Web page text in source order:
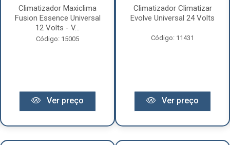
Climatizador Maxiclima
Fusion Essence Universal
12 Volts - V...
Código: 15005
Ver preço
Climatizador Climatizar
Evolve Universal 24 Volts
Código: 11431
Ver preço